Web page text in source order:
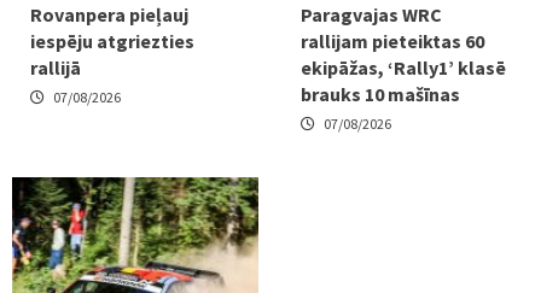
Rovanpera pieļauj
iespēju atgriezties
rallijā
07/08/2026
Paragvajas WRC
rallijam pieteiktas 60
ekipāžas, ‘Rally1’ klasē
brauks 10 mašīnas
07/08/2026